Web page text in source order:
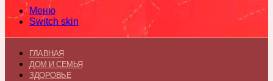
Меню
Switch skin
ГЛАВНАЯ
ДОМ И СЕМЬЯ
ЗДОРОВЬЕ